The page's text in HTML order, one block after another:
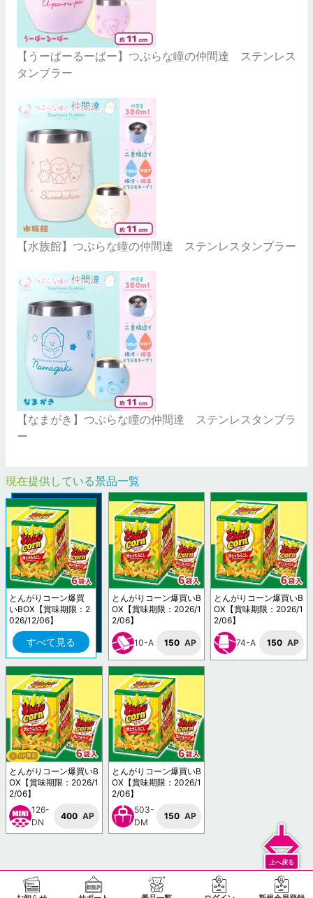
【うーぱーるーぱー】つぶらな瞳の仲間達 ステンレス
タンブラー
【水族館】つぶらな瞳の仲間達 ステンレスタンブラー
【なまがき】つぶらな瞳の仲間達 ステンレスタンブラ
ー
現在提供している景品一覧
とんがりコーン爆買
いBOX【賞味期限：2
026/12/06】
すべて見る
とんがりコーン爆買いB
OX【賞味期限：2026/1
2/06】
10-A 150 AP
とんがりコーン爆買いB
OX【賞味期限：2026/1
2/06】
74-A 150 AP
とんがりコーン爆買いB
OX【賞味期限：2026/1
2/06】
126-
DN
400 AP
とんがりコーン爆買いB
OX【賞味期限：2026/1
2/06】
503-
DM
150 AP